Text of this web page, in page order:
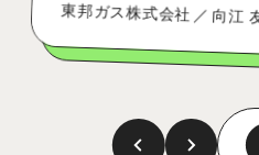
東邦ガス株式会社 向江